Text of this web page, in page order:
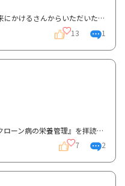
米国登録栄養士の宮﨑です。今回は未来にかけるさんからいただいた質問について、皆様も興味があるとこ...
13 1
（前半削除済み）1.『潰瘍性大腸炎とクローン病の栄養管理』を拝読し、ESPENではオメガ3サプリは推奨さ...
7 2